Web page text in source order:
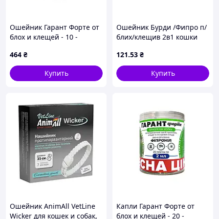
Ошейник Гарант Форте от
блох и клещей - 10 -
блох и клещей - Гарант
Форте
464 ₴
Купить
Ошейник Бурди /Фипро п/
блих/клещив 2в1 кошки
121.53 ₴
Купить
Ошейник AnimAll VetLine
Wicker для кошек и собак,
Капли Гарант Форте от
блох и клещей - 20 -